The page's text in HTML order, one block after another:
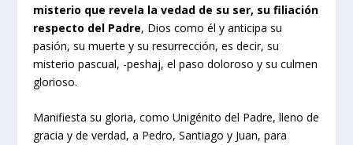
misterio que revela la vedad de su ser, su filiación
respecto del Padre, Dios como él y anticipa su
pasión, su muerte y su resurrección, es decir, su
misterio pascual, -peshaj, el paso doloroso y su culmen
glorioso.
Manifiesta su gloria, como Unigénito del Padre, lleno de
gracia y de verdad, a Pedro, Santiago y Juan, para